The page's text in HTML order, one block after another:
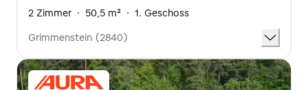
2 Zimmer · 50,5 m² · 1. Geschoss
Grimmenstein (2840)